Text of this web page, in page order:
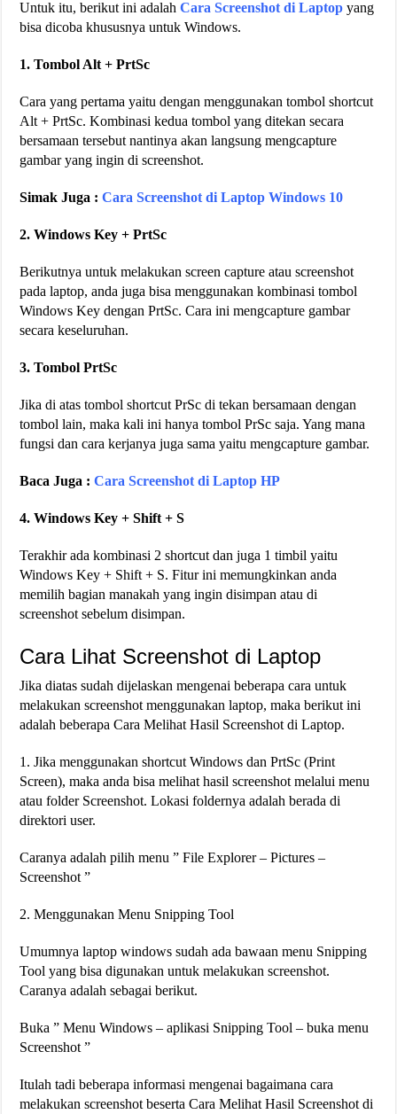
Untuk itu, berikut ini adalahCara Screenshot di Laptop yang
bisa dicoba khususnya untuk Windows.
1. Tombol Alt + PrtSc
Cara yang pertama yaitu dengan menggunakan tombol shortcut
Alt + PrtSc. Kombinasi kedua tombol yang ditekan secara
bersamaan tersebut nantinya akan langsung mengcapture
gambar yang ingin di screenshot.
Simak Juga :Cara Screenshot di Laptop Windows 10
2. Windows Key + PrtSc
Berikutnya untuk melakukan screen capture atau screenshot
pada laptop, anda juga bisa menggunakan kombinasi tombol
Windows Key dengan PrtSc. Cara ini mengcapture gambar
secara keseluruhan.
3. Tombol PrtSc
Jika di atas tombol shortcut PrSc di tekan bersamaan dengan
tombol lain, maka kali ini hanya tombol PrSc saja. Yang mana
fungsi dan cara kerjanya juga sama yaitu mengcapture gambar.
Baca Juga :Cara Screenshot di Laptop HP
4. Windows Key + Shift + S
Terakhir ada kombinasi 2 shortcut dan juga 1 timbil yaitu
Windows Key + Shift + S. Fitur ini memungkinkan anda
memilih bagian manakah yang ingin disimpan atau di
screenshot sebelum disimpan.
Cara Lihat Screenshot di Laptop
Jika diatas sudah dijelaskan mengenai beberapa cara untuk
melakukan screenshot menggunakan laptop, maka berikut ini
adalah beberapa Cara Melihat Hasil Screenshot di Laptop.
1. Jika menggunakan shortcut Windows dan PrtSc (Print
Screen), maka anda bisa melihat hasil screenshot melalui menu
atau folder Screenshot. Lokasi foldernya adalah berada di
direktori user.
Caranya adalah pilih menu ” File Explorer – Pictures –
Screenshot ”
2. Menggunakan Menu Snipping Tool
Umumnya laptop windows sudah ada bawaan menu Snipping
Tool yang bisa digunakan untuk melakukan screenshot.
Caranya adalah sebagai berikut.
Buka ” Menu Windows – aplikasi Snipping Tool – buka menu
Screenshot ”
Itulah tadi beberapa informasi mengenai bagaimana cara
melakukan screenshot beserta Cara Melihat Hasil Screenshot di